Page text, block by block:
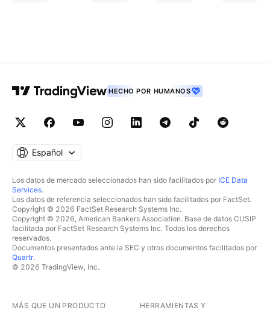
HECHO POR HUMANOS
Español
Los datos de mercado seleccionados han sido facilitados por ICE Data
Services.
Los datos de referencia seleccionados han sido facilitados por FactSet.
Copyright © 2026 FactSet Research Systems Inc.
Copyright © 2026, American Bankers Association. Base de datos CUSIP
facilitada por FactSet Research Systems Inc. Todos los derechos
reservados.
Documentos presentados ante la SEC y otros documentos facilitados por
Quartr.
© 2026 TradingView, Inc.
MÁS QUE UN PRODUCTO
HERRAMIENTAS Y